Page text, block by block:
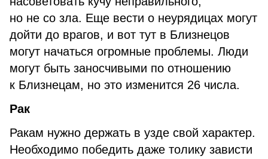
но не со зла. Еще вести о неурядицах могут
дойти до врагов, и вот тут в Близнецов
могут начаться огромные проблемы. Люди
могут быть заносчивыми по отношению
к Близнецам, но это изменится 26 числа.
Рак
Ракам нужно держать в узде свой характер.
Необходимо победить даже толику зависти